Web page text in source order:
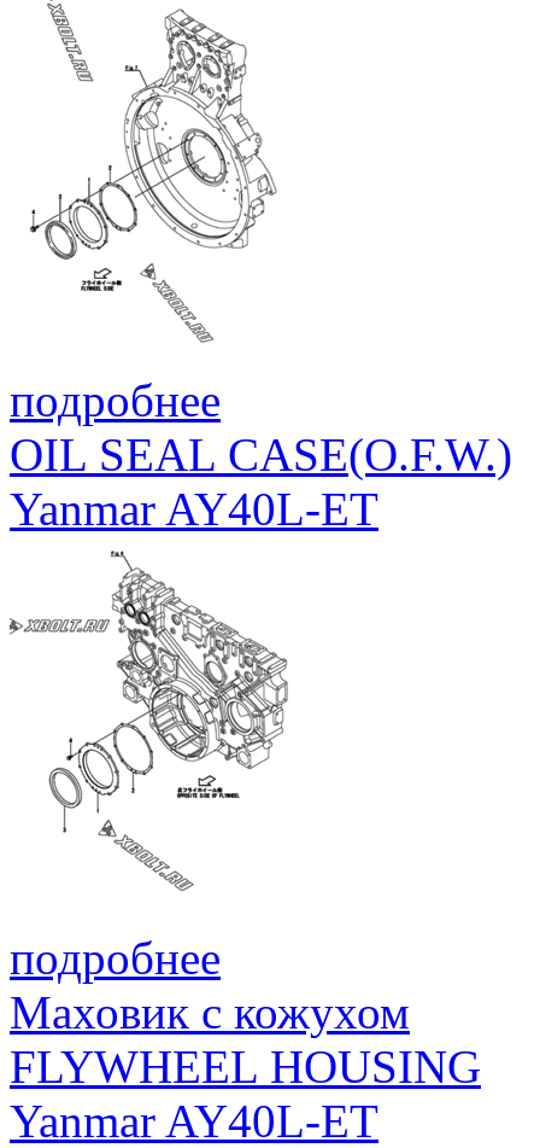
подробнее
OIL SEAL CASE(O.F.W.)
Yanmar AY40L-ET
подробнее
Маховик с кожухом
FLYWHEEL HOUSING
Yanmar AY40L-ET